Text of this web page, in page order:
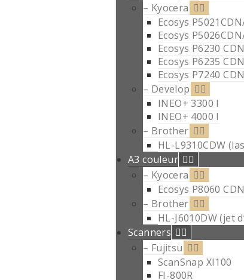
– Kyocera
Ecosys
Ecosys
Ecosys P6230 CDN
Ecosys P6235 CDN
Ecosys P7240 CDN
– Develop
INEO+ 3300 I
INEO+ 4000 I
– Brother
HL-L9310CDW
A3 couleur
– Kyocera
Ecosys P8060 CDN
– Brother
HL-J6010DW (jet
Scanners
– Fujitsu
ScanSnap XI100
FI-800R